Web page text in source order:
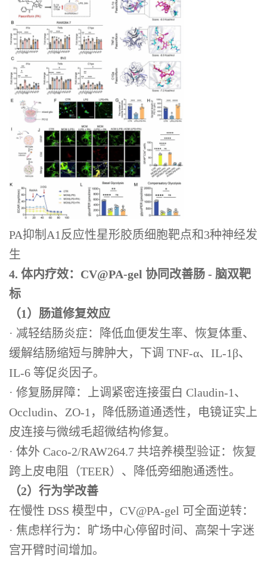
PA抑制A1反应性星形胶质细胞靶点和3种神经发
生
4. 体内疗效：CV@PA-gel 协同改善肠 - 脑双靶
标
（1）肠道修复效应
· 减轻结肠炎症：降低血便发生率、恢复体重、
缓解结肠缩短与脾肿大，下调 TNF-α、IL-1β、
IL-6 等促炎因子。
· 修复肠屏障：上调紧密连接蛋白 Claudin-1、
Occludin、ZO-1，降低肠道通透性，电镜证实上
皮连接与微绒毛超微结构修复。
· 体外 Caco-2/RAW264.7 共培养模型验证：恢复
跨上皮电阻（TEER）、降低旁细胞通透性。
（2）行为学改善
在慢性 DSS 模型中，CV@PA-gel 可全面逆转：
· 焦虑样行为：旷场中心停留时间、高架十字迷
宫开臂时间增加。